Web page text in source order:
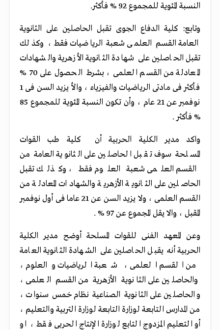
النسبة المئوية للمجموع 92 % فأكثر.
وتابع: كلية الدفاع الجوى تقبل الحاصلين على الثانوية
العامة القسم العلمى شعبة الرياضيات فقط ، وكذلك
تقبل الحاصلين على شهادة الثانوية الأزهرية والشهادات
المعادلة من القسم العلمى ، بشرط الحصول على 70 %
فأكثر فى مادتى الرياضيات والفيزياء ، والأ يزيد السن فى 1
نوفمبر عن 21 عام ، وأن تكون النسبة المئوية للمجموع 85
% فأكثر .
واكد مدير الكلية الحربية أن كلية طب القوات
المسلحة سوف تقبل الحاصلين على الثانوية العامة من
القسم العلمى شعبة العلوم فقط ، وكذلك تقبل
الحاصلين على الثانوية الأزهرية والشهادات المعادلة من
القسم العلمى ، ولا يزيد السن عن 21 عاما فى أول نوفمبر
المقبل ، والا يقل المجموع عن 97 % .
وعن المعهد الفنى للقوات المسلحة أوضح مدير الكلية
الحربية أنه يقبل الحاصلين على الشهادة الثانوية العامة
من القسم العلمى ، شعبة الرياضيات والعلوم ،
والحاصلين على الثانوية الأزهرية من القسم العلمى ،
والحاصلين على الثانوية الصناعية نظام خمس سنوات ،
من المدارس التابعة لوزارة التابعة لوزارة التربية والتعليم ،
أو التعليم المزدوج التابع لوزارة الإنتاج الحربى فقط ، او